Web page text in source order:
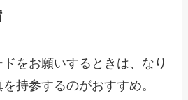
をお願いするときは、なり
持参するのがおすすめ。